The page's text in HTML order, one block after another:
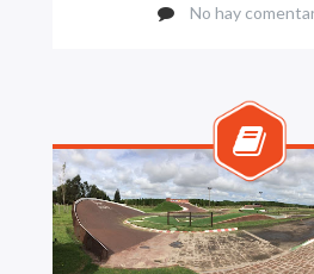
No hay